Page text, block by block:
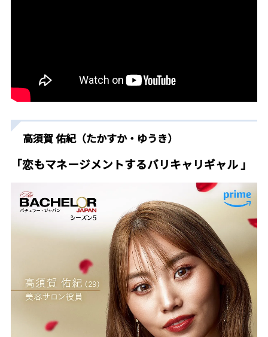
高須賀 佑紀（たかすか・ゆうき）
「恋もマネージメントするバリキャリギャル 」